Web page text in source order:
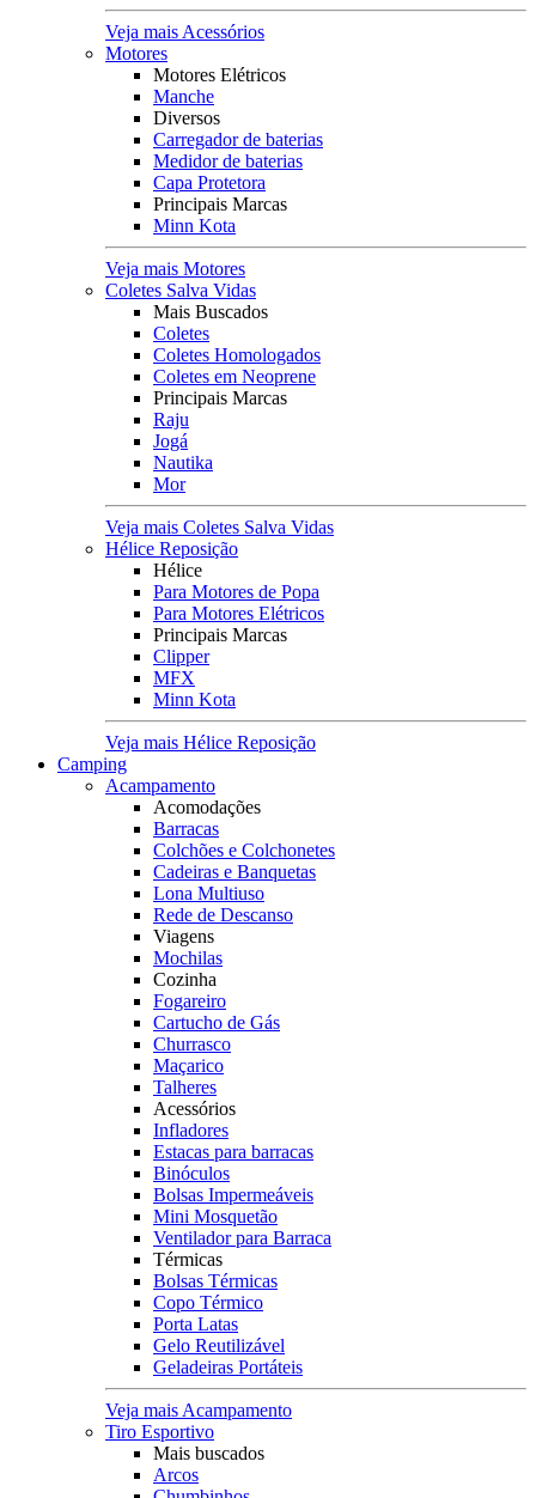
Veja mais Acessórios
Motores
Motores Elétricos
Manche
Diversos
Carregador de baterias
Medidor de baterias
Capa Protetora
Principais Marcas
Minn Kota
Veja mais Motores
Coletes Salva Vidas
Mais Buscados
Coletes
Coletes Homologados
Coletes em Neoprene
Principais Marcas
Raju
Jogá
Nautika
Mor
Veja mais Coletes Salva Vidas
Hélice Reposição
Hélice
Para Motores de Popa
Para Motores Elétricos
Principais Marcas
Clipper
MFX
Minn Kota
Veja mais Hélice Reposição
Camping
Acampamento
Acomodações
Barracas
Colchões e Colchonetes
Cadeiras e Banquetas
Lona Multiuso
Rede de Descanso
Viagens
Mochilas
Cozinha
Fogareiro
Cartucho de Gás
Churrasco
Maçarico
Talheres
Acessórios
Infladores
Estacas para barracas
Binóculos
Bolsas Impermeáveis
Mini Mosquetão
Ventilador para Barraca
Térmicas
Bolsas Térmicas
Copo Térmico
Porta Latas
Gelo Reutilizável
Geladeiras Portáteis
Veja mais Acampamento
Tiro Esportivo
Mais buscados
Arcos